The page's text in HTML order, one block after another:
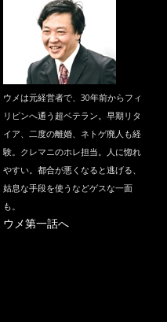
ウメは元経営者で、30年前からフィ
リピンへ通う超ベテラン。早期リタ
イア、二度の離婚、ネトゲ廃人も経
験。クレマニのホレ担当。人に惚れ
やすい。都合が悪くなると逃げる、
姑息な手段を使うなどゲスな一面
も。
ウメ第一話へ